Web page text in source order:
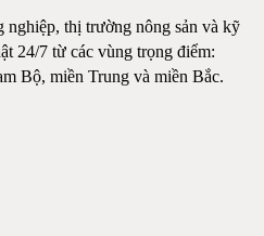
nghiệp, thị trường nông sản và kỹ
24/7 từ các vùng trọng điểm:
Bộ, miền Trung và miền Bắc.